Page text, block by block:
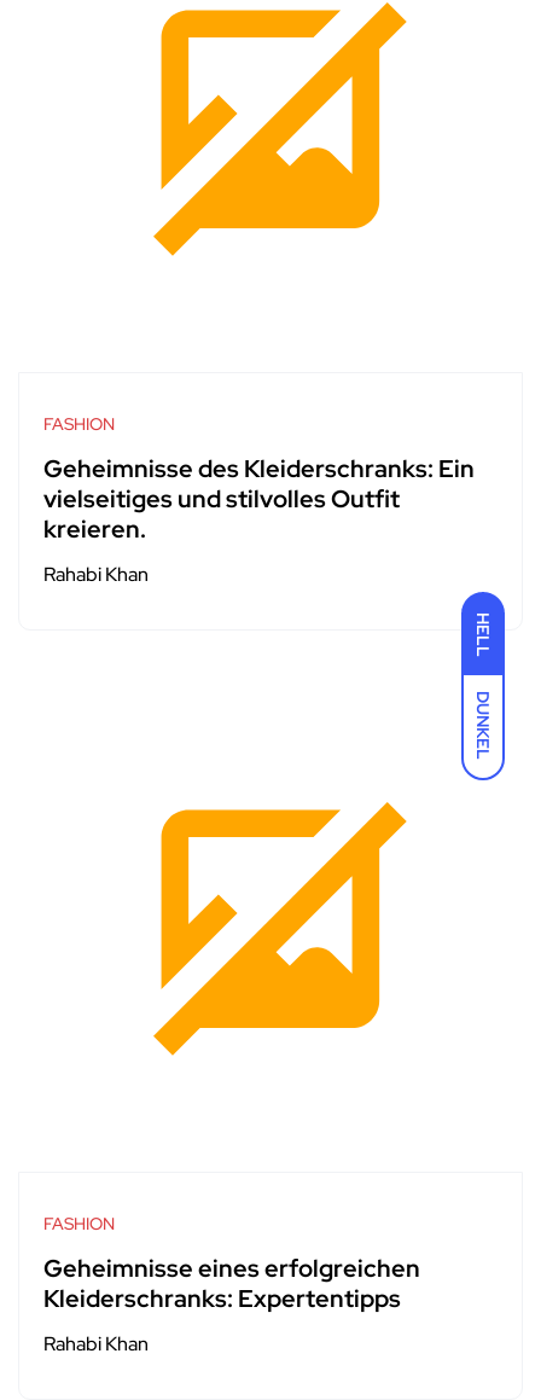
HELL
DUNKEL
FASHION
Geheimnisse des Kleiderschranks: Ein
vielseitiges und stilvolles Outfit
kreieren.
Rahabi Khan
FASHION
Geheimnisse eines erfolgreichen
Kleiderschranks: Expertentipps
Rahabi Khan